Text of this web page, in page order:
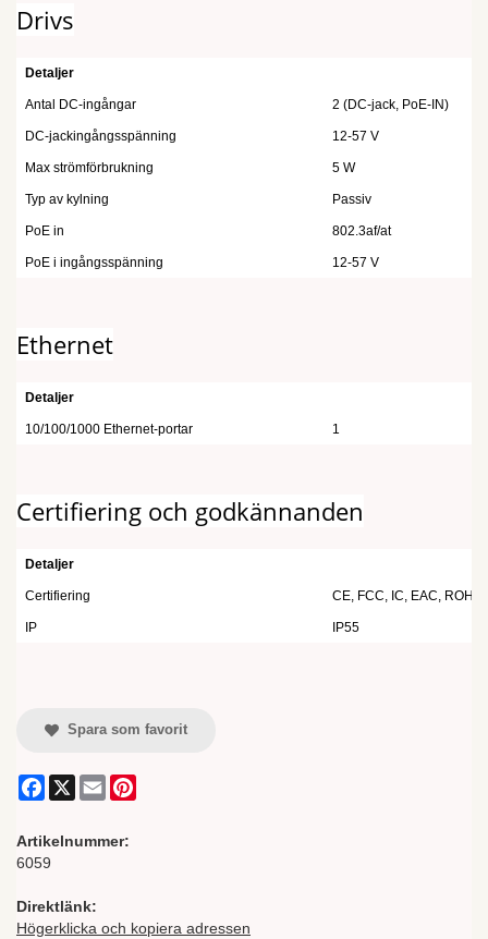
Drivs
Detaljer
Antal DC-ingångar 2 (DC-jack, PoE-IN)
DC-jackingångsspänning 12-57 V
Max strömförbrukning 5 W
Typ av kylning Passiv
PoE in 802.3af/at
PoE i ingångsspänning 12-57 V
Ethernet
Detaljer
10/100/1000 Ethernet-portar 1
Certifiering och godkännanden
Detaljer
Certifiering CE, FCC, IC, EAC, ROHS
IP IP55
Spara som favorit
Facebook
X Email
Artikelnummer:
6059
Direktlänk:
Högerklicka och kopiera adressen